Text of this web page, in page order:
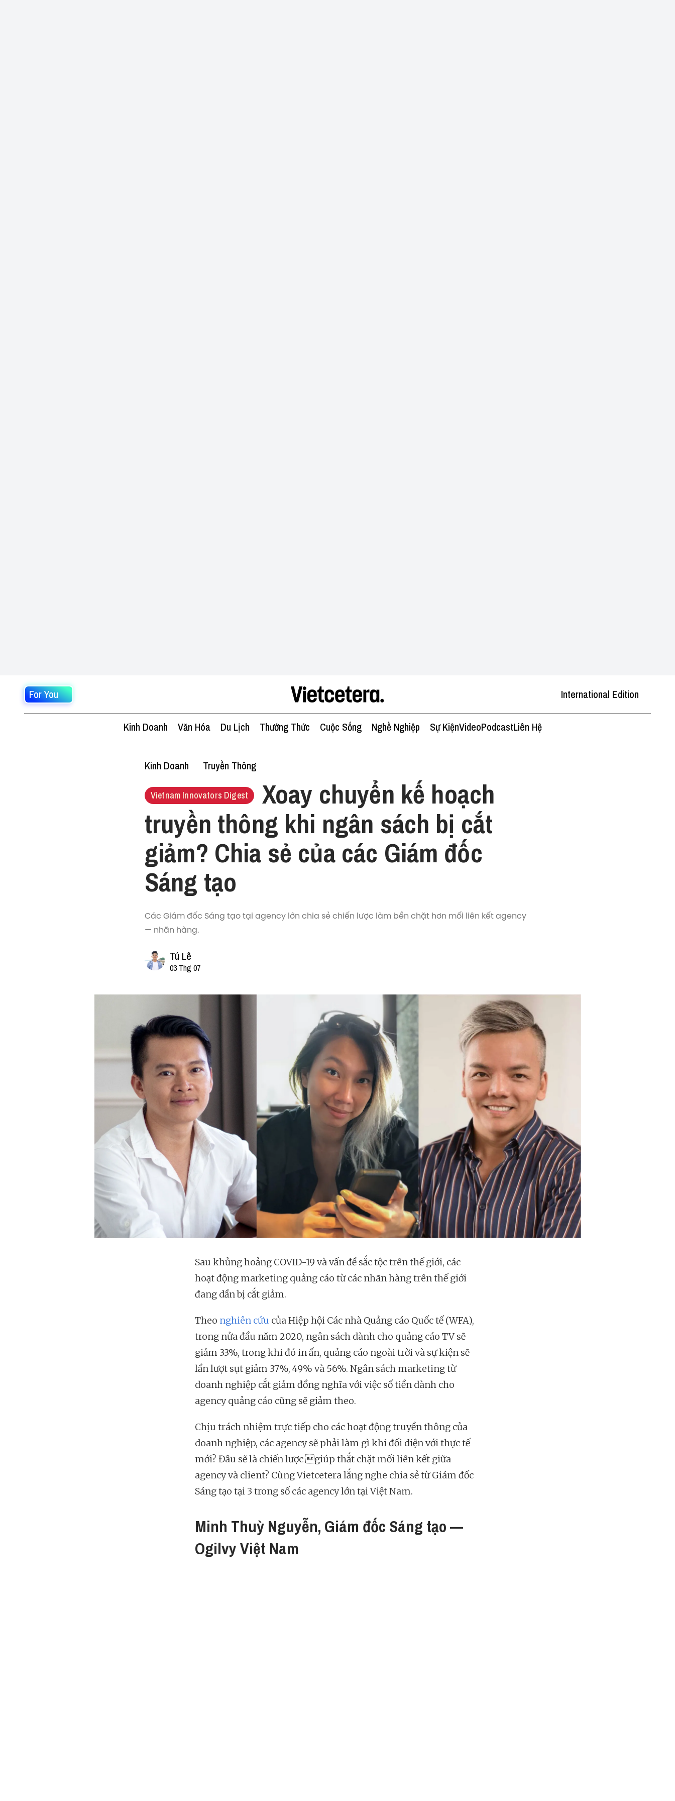
For You International Edition
Kinh Doanh Văn Hóa Du Lịch Thưởng Thức Cuộc Sống Nghề Nghiệp Sự KiệnVideoPodcastLiên Hệ
Kinh Doanh Truyền Thông
Vietnam Innovators Digest
Xoay chuyển kế hoạch
truyền thông khi ngân sách bị cắt
giảm? Chia sẻ của các Giám đốc
Sáng tạo
Các Giám đốc Sáng tạo tại agency lớn chia sẻ chiến lược làm bền chặt hơn mối liên kết agency
— nhãn hàng.
Tú Lê
03 Thg 07
Sau khủng hoảng COVID-19 và vấn đề sắc tộc trên thế giới, các
hoạt động marketing quảng cáo từ các nhãn hàng trên thế giới
đang dần bị cắt giảm.
Theo nghiên cứu của Hiệp hội Các nhà Quảng cáo Quốc tế (WFA),
trong nửa đầu năm 2020, ngân sách dành cho quảng cáo TV sẽ
giảm 33%, trong khi đó in ấn, quảng cáo ngoài trời và sự kiện sẽ
lần lượt sụt giảm 37%, 49% và 56%. Ngân sách marketing từ
doanh nghiệp cắt giảm đồng nghĩa với việc số tiền dành cho
agency quảng cáo cũng sẽ giảm theo.
Chịu trách nhiệm trực tiếp cho các hoạt động truyền thông của
doanh nghiệp, các agency sẽ phải làm gì khi đối diện với thực tế
mới? Đâu sẽ là chiến lược giúp thắt chặt mối liên kết giữa
agency và client? Cùng Vietcetera lắng nghe chia sẻ từ Giám đốc
Sáng tạo tại 3 trong số các agency lớn tại Việt Nam.
Minh Thuỳ Nguyễn, Giám đốc Sáng tạo —
Ogilvy Việt Nam